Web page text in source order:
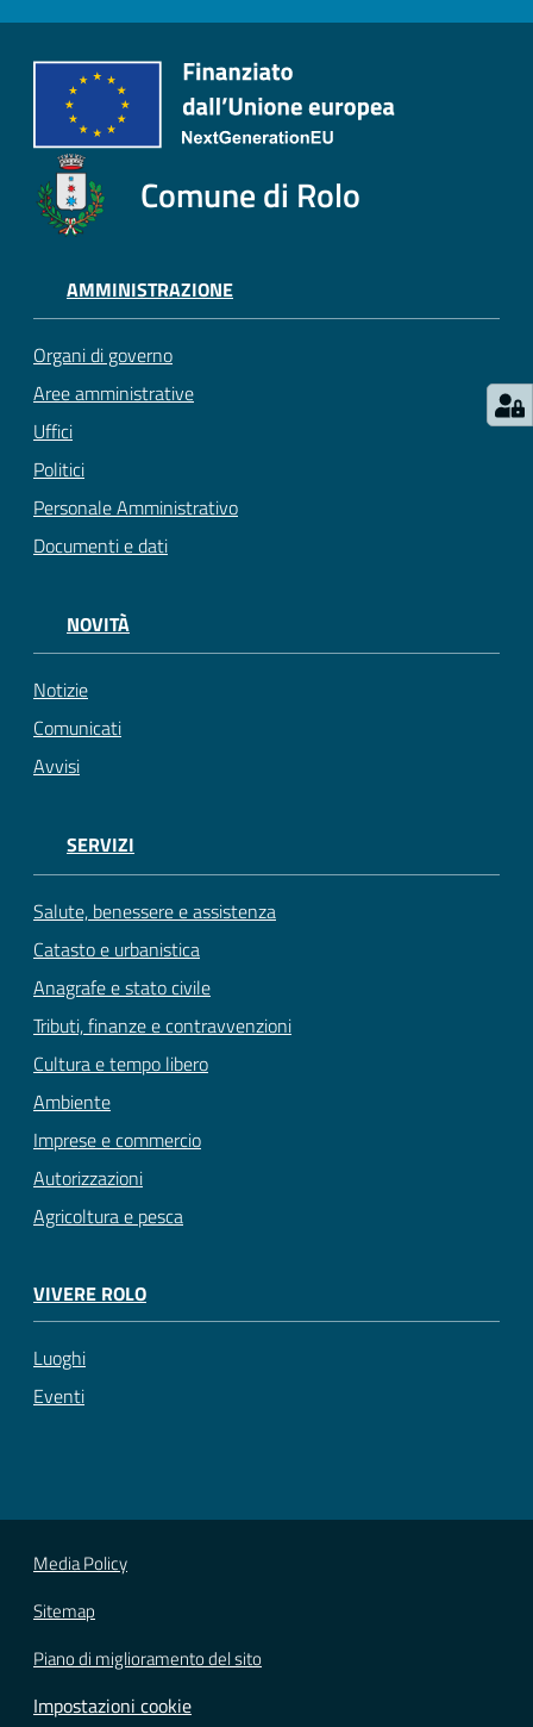
Comune di Rolo
AMMINISTRAZIONE
Organi di governo
Aree amministrative
Uffici
Politici
Personale Amministrativo
Documenti e dati
NOVITÀ
Notizie
Comunicati
Avvisi
SERVIZI
Salute, benessere e assistenza
Catasto e urbanistica
Anagrafe e stato civile
Tributi, finanze e contravvenzioni
Cultura e tempo libero
Ambiente
Imprese e commercio
Autorizzazioni
Agricoltura e pesca
VIVERE ROLO
Luoghi
Eventi
Media Policy
Sitemap
Piano di miglioramento del sito
Impostazioni cookie